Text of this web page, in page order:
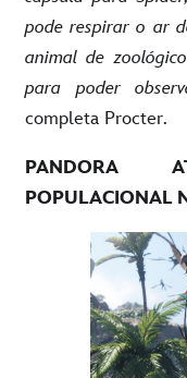
pode respirar o ar
animal de
para poder
completa Procter.
PANDORA
POPULACIONAL